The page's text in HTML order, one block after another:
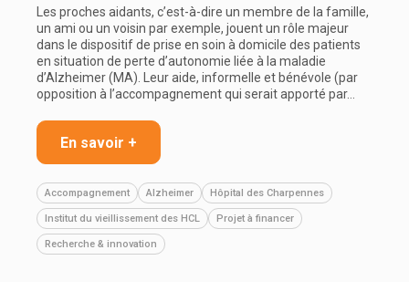
Les proches aidants, c’est-à-dire un membre de la famille,
un ami ou un voisin par exemple, jouent un rôle majeur
dans le dispositif de prise en soin à domicile des patients
en situation de perte d’autonomie liée à la maladie
d’Alzheimer (MA). Leur aide, informelle et bénévole (par
opposition à l’accompagnement qui serait apporté par…
En savoir +
Accompagnement Alzheimer Hôpital des Charpennes
Institut du vieillissement des HCL Projet à financer
Recherche & innovation